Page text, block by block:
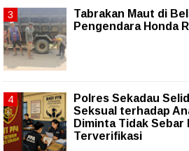
Tabrakan Maut di
Pengendara Honda
Polres Sekadau
Seksual terhadap
Diminta Tidak
Terverifikasi